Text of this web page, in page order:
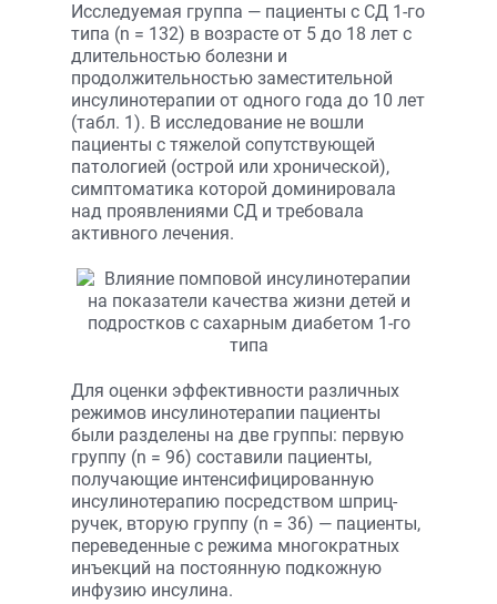
Исследуемая группа — пациенты с СД 1-го
типа (n = 132) в возрасте от 5 до 18 лет с
длительностью болезни и
продолжительностью заместительной
инсулинотерапии от одного года до 10 лет
(табл. 1). В исследование не вошли
пациенты с тяжелой сопутствующей
патологией (острой или хронической),
симптоматика которой доминировала
над проявлениями СД и требовала
активного лечения.
Для оценки эффективности различных
режимов инсулинотерапии пациенты
были разделены на две группы: первую
группу (n = 96) составили пациенты,
получающие интенсифицированную
инсулинотерапию посредством шприц-
ручек, вторую группу (n = 36) — пациенты,
переведенные с режима многократных
инъекций на постоянную подкожную
инфузию инсулина.